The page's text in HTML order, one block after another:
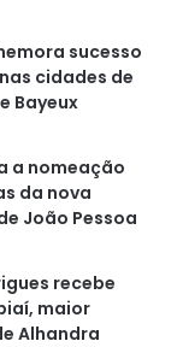
sucesso
cidades de
Bayeux
a nomeação
da nova
João Pessoa
recebe
maior
Alhandra